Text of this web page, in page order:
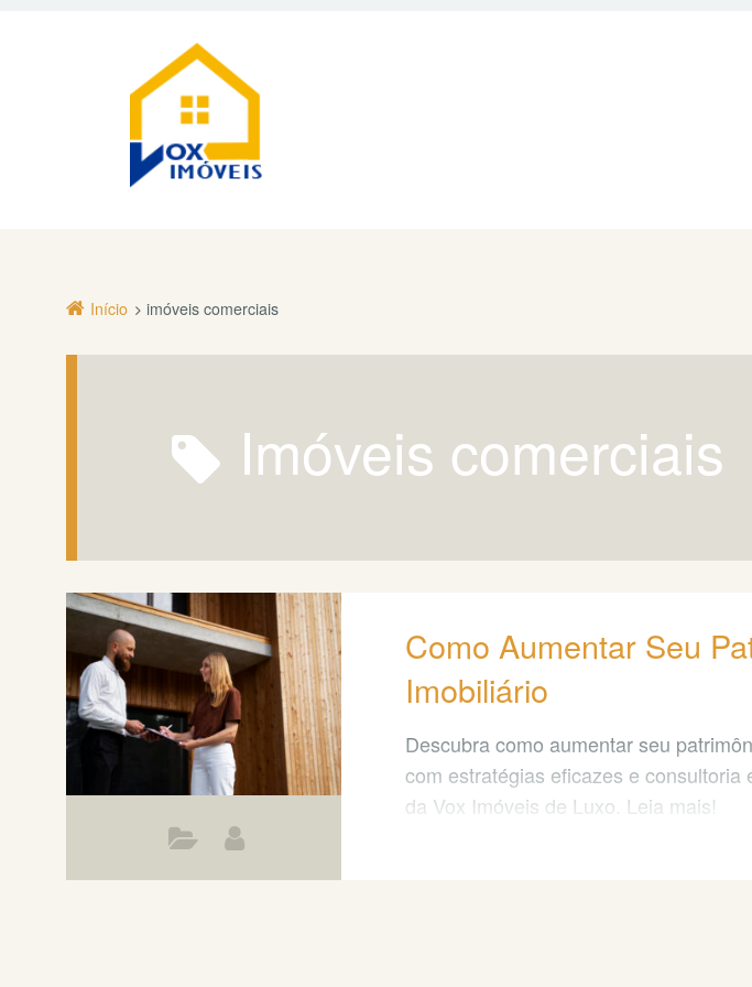
Início imóveis comerciais
imóveis comerciais
Como Aumentar Seu
Imobiliário
Descubra como aumentar seu
com estratégias eficazes e consultoria
da Vox Imóveis de Luxo. Leia mais!